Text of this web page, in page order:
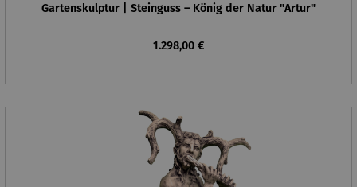
Gartenskulptur | Steinguss – König der Natur "Artur"
Regulärer Preis:
1.298,00 €